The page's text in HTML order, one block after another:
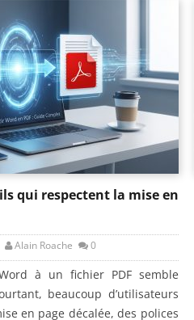
qui respectent la mise en
Alain Roache 0
à un fichier PDF semble
beaucoup d’utilisateurs
en page décalée, des polices